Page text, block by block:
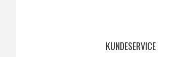
KUNDESERVICE